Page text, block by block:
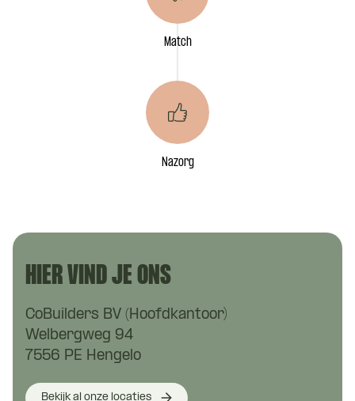
Match
Nazorg
HIER VIND JE ONS
CoBuilders BV (Hoofdkantoor)
Welbergweg 94
7556 PE Hengelo
Bekijk al onze locaties